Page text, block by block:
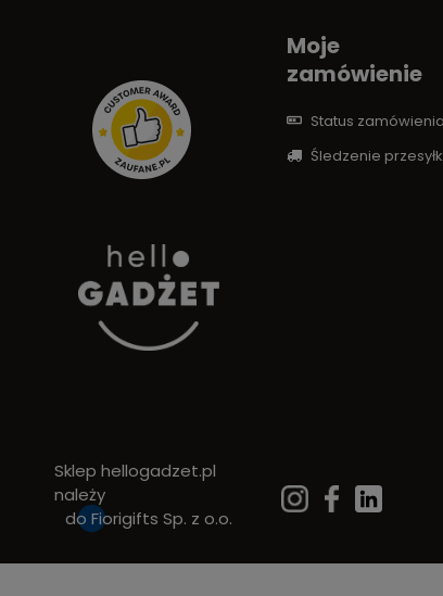
Sklep hellogadzet.pl
należy
do Fiorigifts Sp. z o.o.
Moje
zamówienie
Status zamówienia
Śledzenie